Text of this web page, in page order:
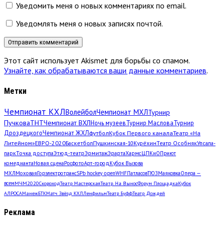
Уведомить меня о новых комментариях по email.
Уведомлять меня о новых записях почтой.
Этот сайт использует Akismet для борьбы со спамом.
Узнайте, как обрабатываются ваши данные комментариев.
Метки
Чемпионат КХЛВолейболЧемпионат МХЛТурнир
ПучковаТНТЧемпионат ВХЛНочь музеевТурнир МасловаТурнир
ДроздецкогоЧемпионат ЖХЛфутболКубок Первого каналаТеатр «На
Литейном»ЕВРО-2020БаскетболПушкинская-10КурёхинТеатр ОсобнякУпсала-
паркТочка доступаЭтюд-театрЭрмитажЭрартаХармсЦПКиОПриют
комедиантаНовая сценаРосфотоАрт-город Кубок Вызова
МХЛМоховаяГорэлектротрансSPb hockey openWHFПатласовТЮЗМаяковкаОпера —
всемМЧМ2020СкороходТеатр МастерскаяТеатр. На ВыносФорум ПлощадкаКубок
АЛРОСАМанежБТКМатч Звёзд КХЛЛенфильмТеатр БуффТеатр Дождей
Реклама